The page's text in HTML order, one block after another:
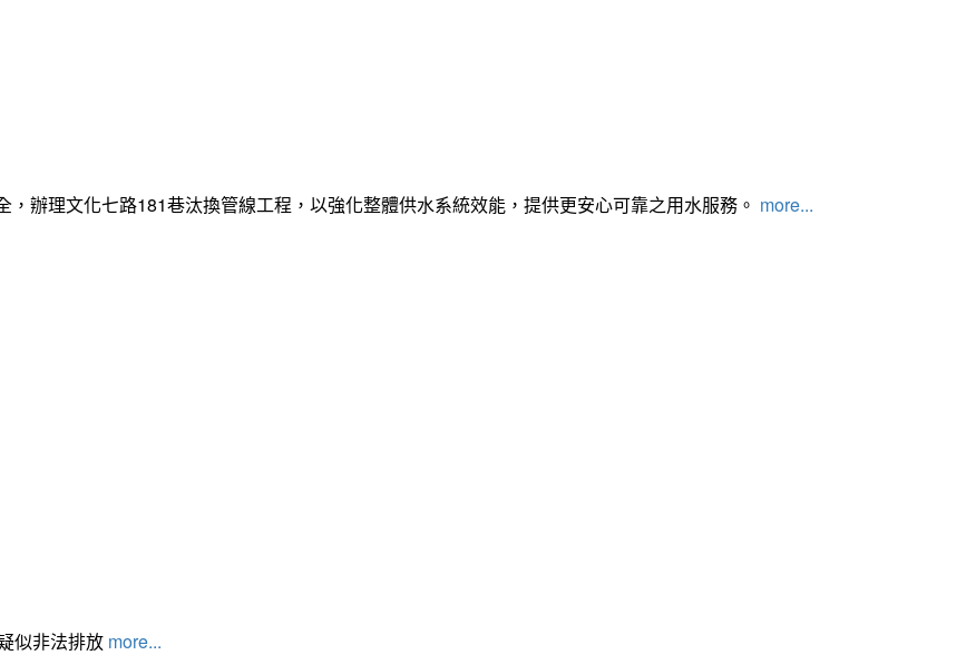
辦理文化七路181巷汰換管線工程，以強化整體供水系統效能，提供更安心可靠之用水服務。 more...
似非法排放 more...